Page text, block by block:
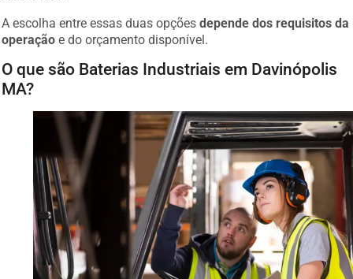
A escolha entre essas duas opçõesdepende dos requisitos da
operação e do orçamento disponível.
O que são Baterias Industriais em Davinópolis
MA?